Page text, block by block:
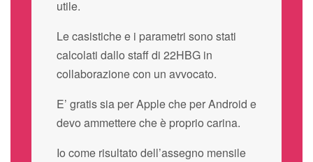
utile.
Le casistiche e i parametri sono stati
calcolati dallo staff di 22HBG in
collaborazione con un avvocato.
E’ gratis sia per Apple che per Android e
devo ammettere che è proprio carina.
Io come risultato dell’assegno mensile